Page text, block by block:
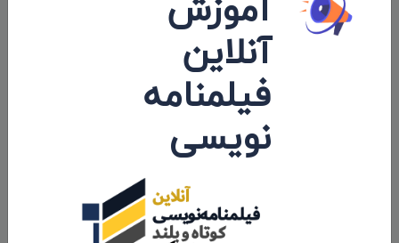
داستانی «تبلت» به کارگردانی «ملیحه
اولین کامنت و یا نظر را شما ثبت کنید.
آنلاین
فیلمنامه
نویسی